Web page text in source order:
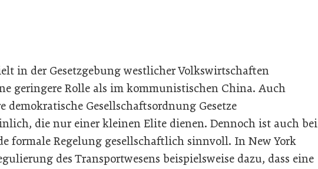
in der Gesetzgebung westlicher Volkswirtschaften
geringere Rolle als im kommunistischen China. Auch
demokratische Gesellschaftsordnung Gesetze
die nur einer kleinen Elite dienen. Dennoch ist auch bei
formale Regelung gesellschaftlich sinnvoll. In New York
des Transportwesens beispielsweise dazu, dass eine